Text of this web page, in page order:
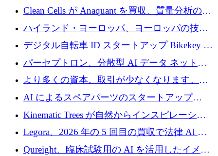
達
Clean Cells が Anaquant を買収、質量分析の専
門知識によるバイオ医薬品の品質管理を拡大
ハイランド・ヨーロッパ、ヨーロッパの技術
規模拡大を支援するために11億ユーロのファ
ンドVIを閉鎖
デジタル自転車 ID スタートアップ Bikekey が
TÖNNJES への投資を確保
パーセプトロン、分散型 AI データ ネットワ
ークの構築に 650 万ドルを調達
より多くの資本。取引が少なくなります。
2026 年上半期がヨーロッパのテクノロジーに
ついて語ること
AI によるスペアパーツのスタートアップ
Intropy が 1,100 万ドルを調達
Kinematic Trees が自然からインスピレーショ
ンを得たロボット ソフトウェアを拡張するた
めに 58 万 5,000 ポンドを調達
Legora、2026 年の 5 回目の買収で法律 AI ス
タートアップ Wexler を買収
Qureight、臨床試験用の AI を活用したイメー